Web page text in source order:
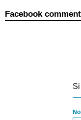
Facebook